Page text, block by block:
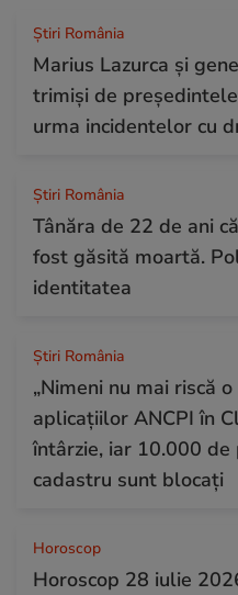
Știri România
Marius Lazurca și
trimiși de
urma incidentelor cu
Știri România
Tânăra de 22 de ani
fost găsită moartă.
identitatea
Știri România
„Nimeni nu mai riscă
aplicațiilor ANCPI în
întârzie, iar 10.000
cadastru sunt blocați
Horoscop
Horoscop 28 iulie